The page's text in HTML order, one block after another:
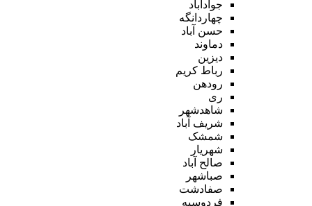
جوادآباد
چهاردانگه
حسن آباد
دماوند
دیزین
رباط کریم
رودهن
ری
شاهدشهر
شریف آباد
شمشک
شهریار
صالح آباد
صباشهر
صفادشت
فردوسیه